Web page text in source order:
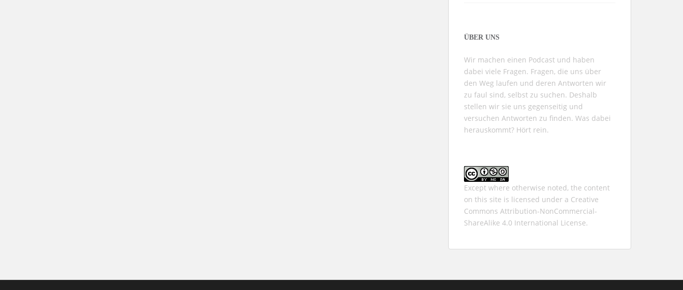
ÜBER UNS
Wir machen einen Podcast und haben
dabei viele Fragen. Fragen, die uns über
den Weg laufen und deren Antworten wir
zu faul sind, selbst zu suchen. Deshalb
stellen wir sie uns gegenseitig und
versuchen Antworten zu finden. Was dabei
herauskommt? Hört rein.
Except where otherwise noted, the content
on this site is licensed under a Creative
Commons Attribution-NonCommercial-
ShareAlike 4.0 International License.